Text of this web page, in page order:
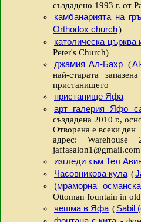
създадено 1993 г. от
камбанарията на
Orthodox church)
католическа
Peter's Church)
джамия Ал-Бахр (
най-старата
пристанището
пристанище Яфа
арт галерия Яфо
създадена 2010 г.,
Отворена е всеки
адрес:
jaffasalon1@gmail.com
изгледи към Тел
Часовникова кула (
(мраморна
Ottoman fountain in
чешма в Яфа (Sabil